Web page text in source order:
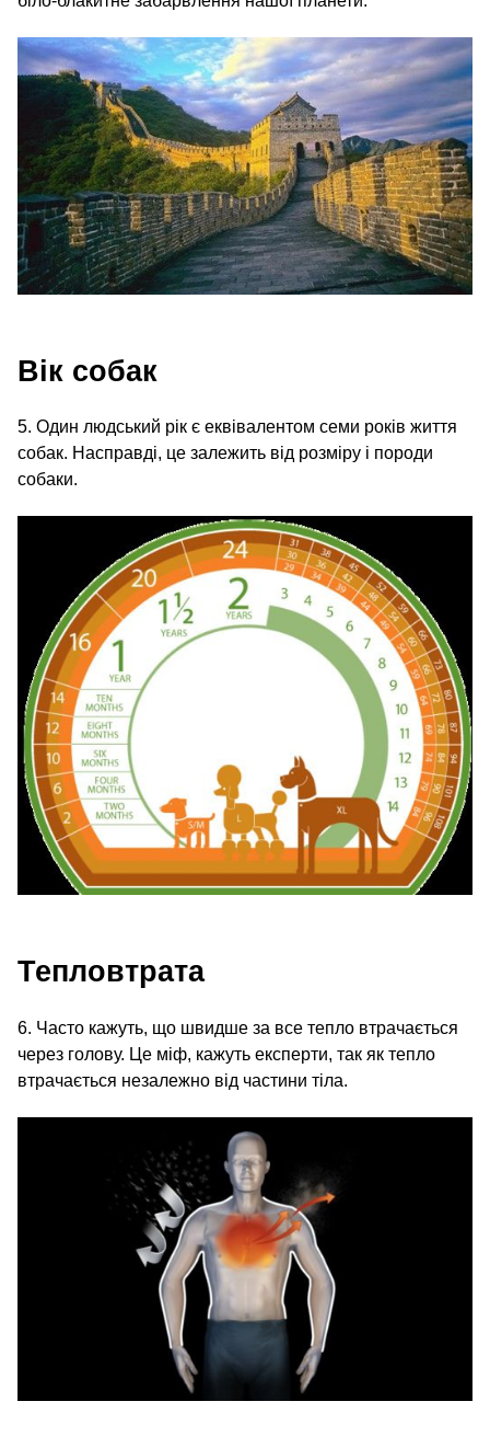
Вік собак
5. Один людський рік є еквівалентом семи років життя
собак. Насправді, це залежить від розміру і породи
собаки.
Тепловтрата
6. Часто кажуть, що швидше за все тепло втрачається
через голову. Це міф, кажуть експерти, так як тепло
втрачається незалежно від частини тіла.